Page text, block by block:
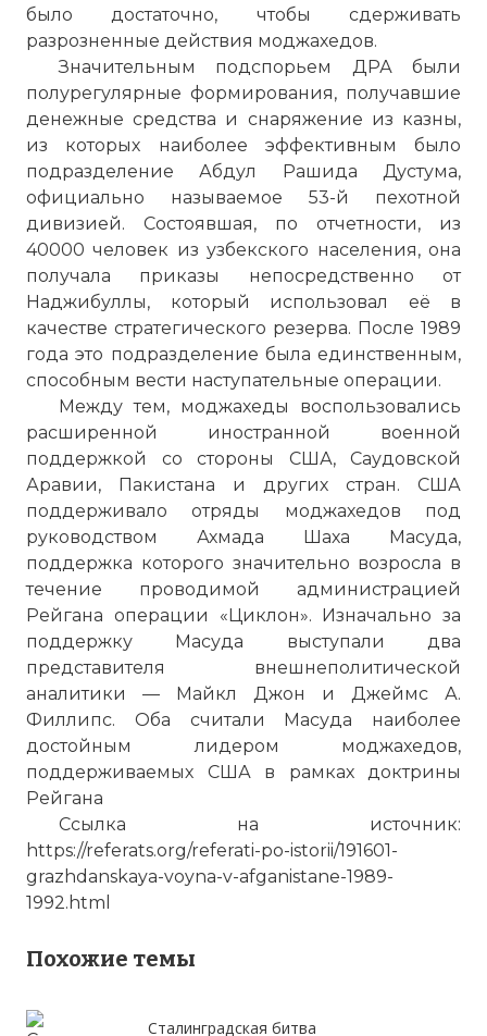
было достаточно, чтобы сдерживать
разрозненные действия моджахедов.
Значительным подспорьем ДРА были
полурегулярные формирования, получавшие
денежные средства и снаряжение из казны,
из которых наиболее эффективным было
подразделение Абдул Рашида Дустума,
официально называемое 53-й пехотной
дивизией. Состоявшая, по отчетности, из
40000 человек из узбекского населения, она
получала приказы непосредственно от
Наджибуллы, который использовал её в
качестве стратегического резерва. После 1989
года это подразделение была единственным,
способным вести наступательные операции.
Между тем, моджахеды воспользовались
расширенной иностранной военной
поддержкой со стороны США, Саудовской
Аравии, Пакистана и других стран. США
поддерживало отряды моджахедов под
руководством Ахмада Шаха Масуда,
поддержка которого значительно возросла в
течение проводимой администрацией
Рейгана операции «Циклон». Изначально за
поддержку Масуда выступали два
представителя внешнеполитической
аналитики — Майкл Джон и Джеймс А.
Филлипс. Оба считали Масуда наиболее
достойным лидером моджахедов,
поддерживаемых США в рамках доктрины
Рейгана
Ссылка на источник:
https://referats.org/referati-po-istorii/191601-
grazhdanskaya-voyna-v-afganistane-1989-
1992.html
Похожие темы
Сталинградская битва
☓
боевиков и при поддержке ряда